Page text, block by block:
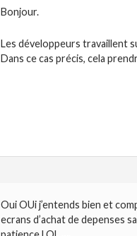
Bonjour.
Les développeurs travaillent
Dans ce cas précis, cela
Oui OUi j’entends bien et
ecrans d’achat de depenses